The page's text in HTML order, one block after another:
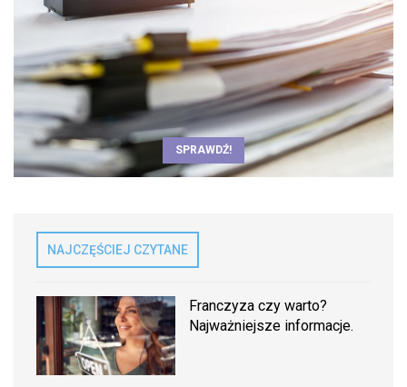
SPRAWDŹ!
NAJCZĘŚCIEJ CZYTANE
Franczyza czy warto?
Najważniejsze informacje.